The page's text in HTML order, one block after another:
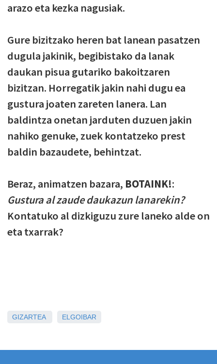
arazo eta kezka nagusiak.
Gure bizitzako heren bat lanean pasatzen
dugula jakinik, begibistako da lanak
daukan pisua gutariko bakoitzaren
bizitzan. Horregatik jakin nahi dugu ea
gustura joaten zareten lanera. Lan
baldintza onetan jarduten duzuen jakin
nahiko genuke, zuek kontatzeko prest
baldin bazaudete, behintzat.
Beraz, animatzen bazara, BOTAINK!:
Gustura al zaude daukazun lanarekin?
Kontatuko al dizkiguzu zure laneko alde on
eta txarrak?
GIZARTEA ELGOIBAR